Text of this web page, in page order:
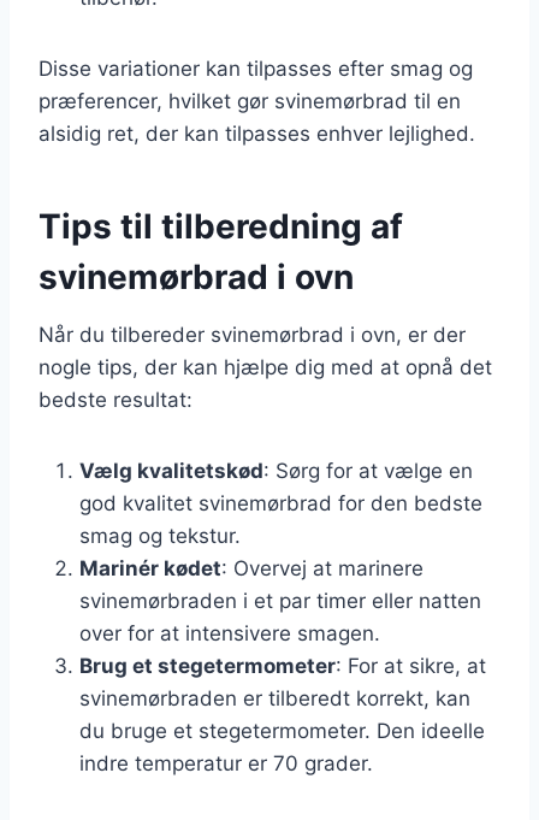
Disse variationer kan tilpasses efter smag og
præferencer, hvilket gør svinemørbrad til en
alsidig ret, der kan tilpasses enhver lejlighed.
Tips til tilberedning af
svinemørbrad i ovn
Når du tilbereder svinemørbrad i ovn, er der
nogle tips, der kan hjælpe dig med at opnå det
bedste resultat:
Vælg kvalitetskød: Sørg for at vælge en
god kvalitet svinemørbrad for den bedste
smag og tekstur.
Marinér kødet: Overvej at marinere
svinemørbraden i et par timer eller natten
over for at intensivere smagen.
Brug et stegetermometer: For at sikre, at
svinemørbraden er tilberedt korrekt, kan
du bruge et stegetermometer. Den ideelle
indre temperatur er 70 grader.